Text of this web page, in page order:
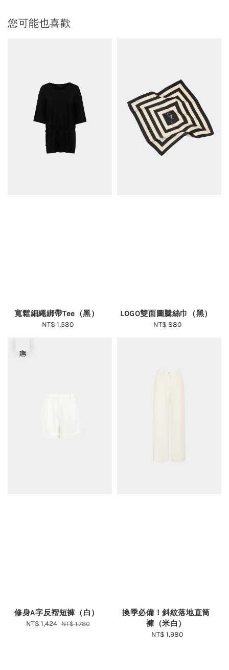
您可能也喜歡
寬鬆細繩綁帶Tee（黑）
Regular
NT$ 1,580
LOGO雙面圖騰絲巾（黑）
Regular
NT$ 880
修身A字反褶短褲（白）
Sale
NT$ 1,424 Regular
NT$ 1,780
換季必備！斜紋落地直筒
褲（米白）
Regular
NT$ 1,980